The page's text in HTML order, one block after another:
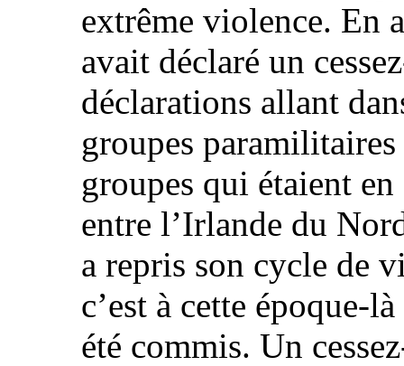
extrême violence. En
avait déclaré un
déclarations allant
groupes paramilitaires
groupes qui étaient
entre l’Irlande du
a repris son cycle de
c’est à cette
été commis. Un